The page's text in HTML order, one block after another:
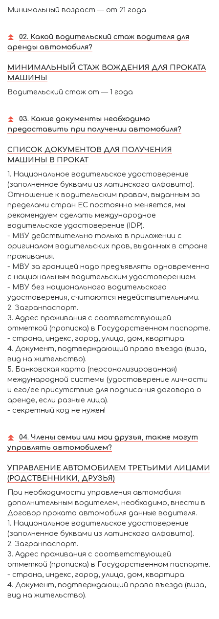
Минимальный возраст — от 21 года
02. Какой водительский стаж водителя для
аренды автомобиля?
МИНИМАЛЬНЫЙ СТАЖ ВОЖДЕНИЯ ДЛЯ ПРОКАТА
МАШИНЫ
Водительский стаж от — 1 года
03. Какие документы необходимо
предоставить при получении автомобиля?
СПИСОК ДОКУМЕНТОВ ДЛЯ ПОЛУЧЕНИЯ
МАШИНЫ В ПРОКАТ
1. Национальное водительское удостоверение
(заполненное буквами из латинского алфавита).
Отношение к водительским правам, выданным за
пределами стран ЕС постоянно меняется, мы
рекомендуем сделать международное
водительское удостоверение (IDP).
- МВУ действительно только в приложении с
оригиналом водительских прав, выданных в стране
проживания.
- МВУ за границей надо предъявлять одновременно
с национальным водительским удостоверением.
- МВУ без национального водительского
удостоверения, считаются недействительными.
2. Загранпаспорт.
3. Адрес проживания с соответствующей
отметкой (прописка) в Государственном паспорте.
- страна, индекс, город, улица, дом, квартира.
4. Документ, подтверждающий право въезда (виза,
вид на жительство).
5. Банковская карта (персонализированная)
международной системы (удостоверение личности
и его/её присутствие для подписания договора о
аренде, если разные лица).
- секретный код не нужен!
04. Члены семьи или мои друзья, также могут
управлять автомобилем?
УПРАВЛЕНИЕ АВТОМОБИЛЕМ ТРЕТЬИМИ ЛИЦАМИ
(РОДСТВЕННИКИ, ДРУЗЬЯ)
При необходимости управления автомобиля
дополнительным водителем, необходимо, внести в
Договор проката автомобиля данные водителя.
1. Национальное водительское удостоверение
(заполненное буквами из латинского алфавита).
2. Загранпаспорт.
3. Адрес проживания с соответствующей
отметкой (прописка) в Государственном паспорте.
- страна, индекс, город, улица, дом, квартира.
4. Документ, подтверждающий право въезда (виза,
вид на жительство).